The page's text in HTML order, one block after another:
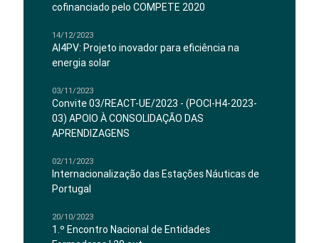
cofinanciado pelo COMPETE 2020
14/12/2023
AI4PV: Projeto inovador para eficiência na
energia solar
03/11/2023
Convite 03/REACT-UE/2023 - (POCI-H4-2023-
03) APOIO À CONSOLIDAÇÃO DAS
APRENDIZAGENS
02/11/2023
Internacionalização das Estações Náuticas de
Portugal
20/10/2023
1.º Encontro Nacional de Entidades